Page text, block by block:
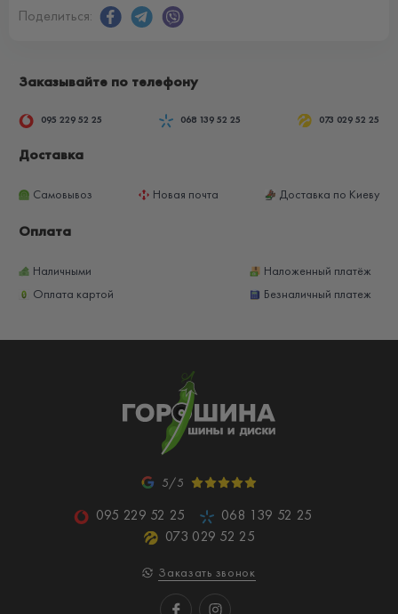
Поделиться:
Заказывайте по телефону
095 229 52 25 068 139 52 25 073 029 52 25
Доставка
Самовывоз Новая почта Доставка по Киеву
Оплата
Наличными
Наложенный платёж
Оплата картой
Безналичный платеж
5/5
095 229 52 25
068 139 52 25
073 029 52 25
Заказать звонок